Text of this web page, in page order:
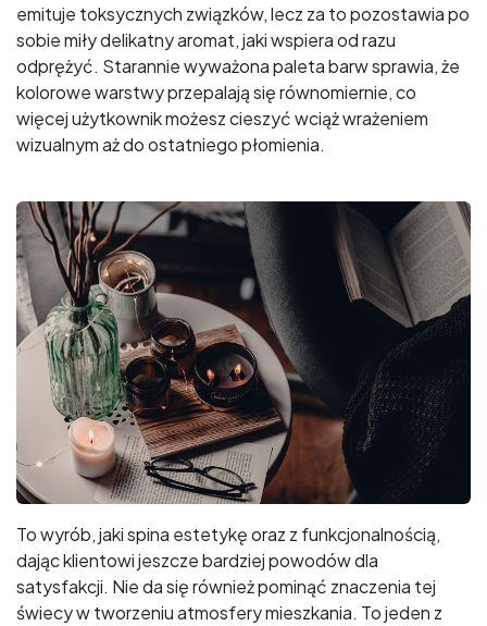
emituje toksycznych związków, lecz za to pozostawia po
sobie miły delikatny aromat, jaki wspiera od razu
odprężyć. Starannie wyważona paleta barw sprawia, że
kolorowe warstwy przepalają się równomiernie, co
więcej użytkownik możesz cieszyć wciąż wrażeniem
wizualnym aż do ostatniego płomienia.
To wyrób, jaki spina estetykę oraz z funkcjonalnością,
dając klientowi jeszcze bardziej powodów dla
satysfakcji. Nie da się również pominąć znaczenia tej
świecy w tworzeniu atmosfery mieszkania. To jeden z